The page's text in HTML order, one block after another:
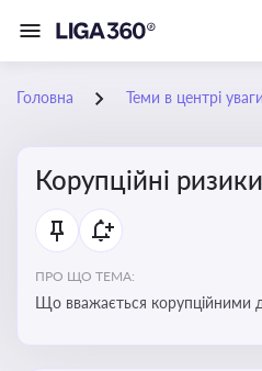
Головна Теми в центрі уваги
Корупційні
ПРО ЩО ТЕМА:
Що вважається корупційними